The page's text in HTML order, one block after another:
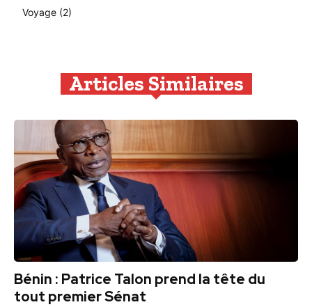
Voyage (2)
Articles Similaires
Bénin : Patrice Talon prend la tête du
tout premier Sénat